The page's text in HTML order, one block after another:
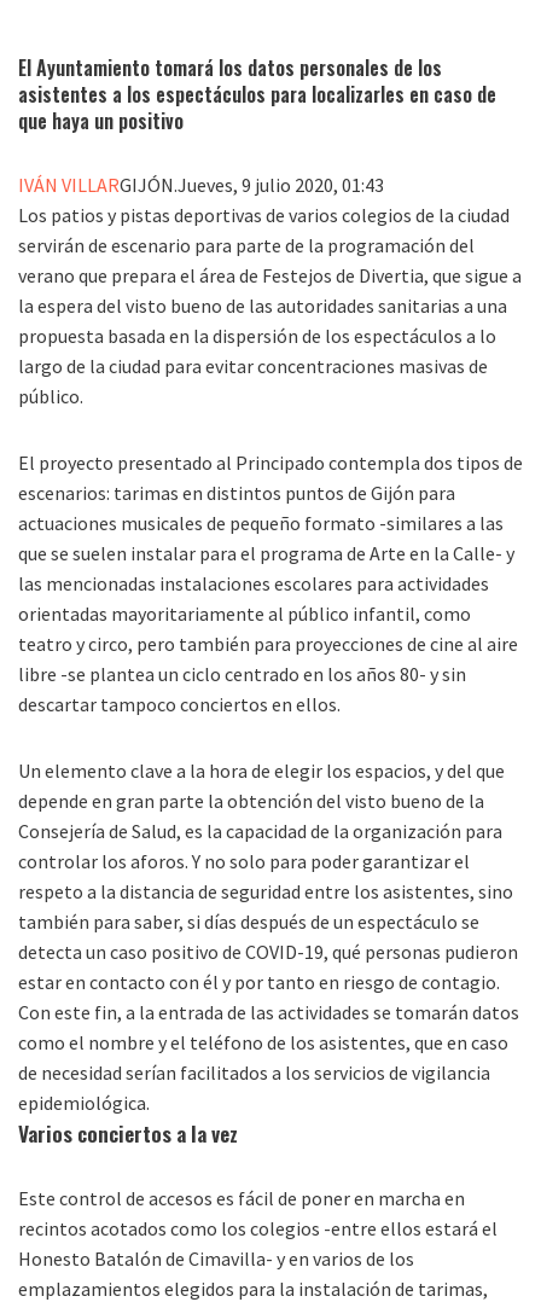
El Ayuntamiento tomará los datos personales de los
asistentes a los espectáculos para localizarles en caso de
que haya un positivo
IVÁN VILLARGIJÓN.Jueves, 9 julio 2020, 01:43
Los patios y pistas deportivas de varios colegios de la ciudad
servirán de escenario para parte de la programación del
verano que prepara el área de Festejos de Divertia, que sigue a
la espera del visto bueno de las autoridades sanitarias a una
propuesta basada en la dispersión de los espectáculos a lo
largo de la ciudad para evitar concentraciones masivas de
público.
El proyecto presentado al Principado contempla dos tipos de
escenarios: tarimas en distintos puntos de Gijón para
actuaciones musicales de pequeño formato -similares a las
que se suelen instalar para el programa de Arte en la Calle- y
las mencionadas instalaciones escolares para actividades
orientadas mayoritariamente al público infantil, como
teatro y circo, pero también para proyecciones de cine al aire
libre -se plantea un ciclo centrado en los años 80- y sin
descartar tampoco conciertos en ellos.
Un elemento clave a la hora de elegir los espacios, y del que
depende en gran parte la obtención del visto bueno de la
Consejería de Salud, es la capacidad de la organización para
controlar los aforos. Y no solo para poder garantizar el
respeto a la distancia de seguridad entre los asistentes, sino
también para saber, si días después de un espectáculo se
detecta un caso positivo de COVID-19, qué personas pudieron
estar en contacto con él y por tanto en riesgo de contagio.
Con este fin, a la entrada de las actividades se tomarán datos
como el nombre y el teléfono de los asistentes, que en caso
de necesidad serían facilitados a los servicios de vigilancia
epidemiológica.
Varios conciertos a la vez
Este control de accesos es fácil de poner en marcha en
recintos acotados como los colegios -entre ellos estará el
Honesto Batalón de Cimavilla- y en varios de los
emplazamientos elegidos para la instalación de tarimas,